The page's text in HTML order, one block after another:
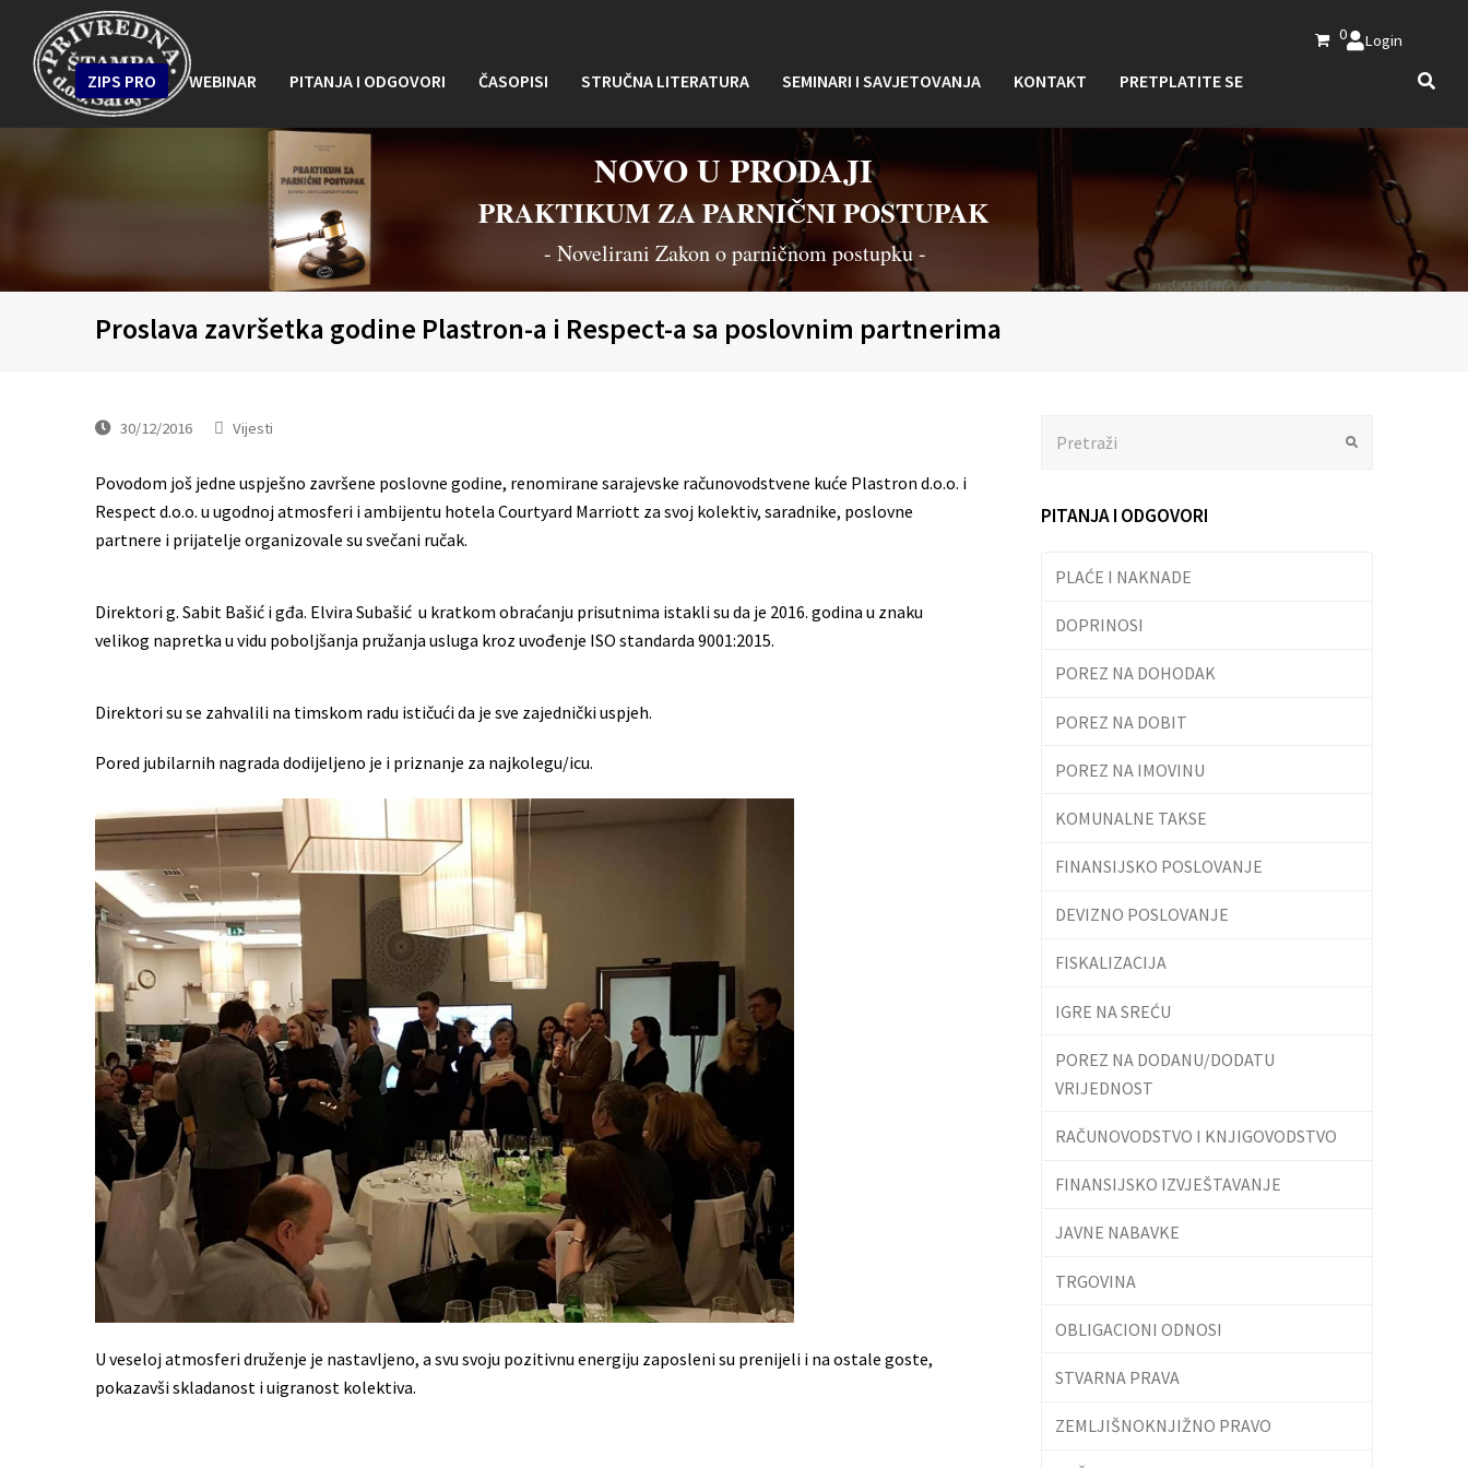
0 Login
ZIPS PRO WEBINAR PITANJA I ODGOVORI ČASOPISI STRUČNA LITERATURA SEMINARI I SAVJETOVANJA KONTAKT PRETPLATITE SE
NOVO U PRODAJI
PRAKTIKUM ZA PARNIČNI POSTUPAK
- Novelirani Zakon o parničnom postupku -
Proslava završetka godine Plastron-a i Respect-a sa poslovnim partnerima
30/12/2016 Vijesti
Povodom još jedne uspješno završene poslovne godine, renomirane sarajevske računovodstvene kuće Plastron d.o.o. i
Respect d.o.o. u ugodnoj atmosferi i ambijentu hotela Courtyard Marriott za svoj kolektiv, saradnike, poslovne
partnere i prijatelje organizovale su svečani ručak.
Direktori g. Sabit Bašić i gđa. Elvira Subašić u kratkom obraćanju prisutnima istakli su da je 2016. godina u znaku
velikog napretka u vidu poboljšanja pružanja usluga kroz uvođenje ISO standarda 9001:2015.
Direktori su se zahvalili na timskom radu ističući da je sve zajednički uspjeh.
Pored jubilarnih nagrada dodijeljeno je i priznanje za najkolegu/icu.
U veseloj atmosferi druženje je nastavljeno, a svu svoju pozitivnu energiju zaposleni su prenijeli i na ostale goste,
pokazavši skladanost i uigranost kolektiva.
PITANJA I ODGOVORI
PLAĆE I NAKNADE
DOPRINOSI
POREZ NA DOHODAK
POREZ NA DOBIT
POREZ NA IMOVINU
KOMUNALNE TAKSE
FINANSIJSKO POSLOVANJE
DEVIZNO POSLOVANJE
FISKALIZACIJA
IGRE NA SREĆU
POREZ NA DODANU/DODATU
VRIJEDNOST
RAČUNOVODSTVO I KNJIGOVODSTVO
FINANSIJSKO IZVJEŠTAVANJE
JAVNE NABAVKE
TRGOVINA
OBLIGACIONI ODNOSI
STVARNA PRAVA
ZEMLJIŠNOKNJIŽNO PRAVO